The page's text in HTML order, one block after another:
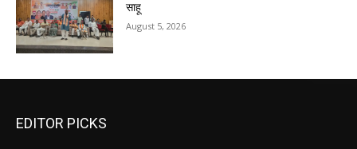
साहू
August 5, 2026
EDITOR PICKS